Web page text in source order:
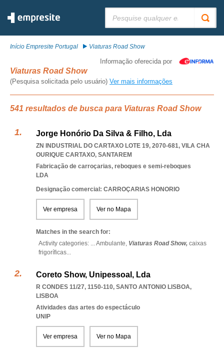
Início Empresite Portugal Viaturas Road Show
Informação oferecida por
Viaturas Road Show
(Pesquisa solicitada pelo usuário) Ver mais informações
541 resultados de busca para Viaturas Road Show
Jorge Honório Da Silva & Filho, Lda
ZN INDUSTRIAL DO CARTAXO LOTE 19, 2070-681, VILA CHA
OURIQUE CARTAXO, SANTAREM
Fabricação de carroçarias, reboques e semi-reboques
LDA
Designação comercial: CARROÇARIAS HONORIO
Ver empresa Ver no Mapa
Matches in the search for:
Activity categories: ...Ambulante, Viaturas Road Show, caixas
frigoríficas...
Coreto Show, Unipessoal, Lda
R CONDES 11/27, 1150-110, SANTO ANTONIO LISBOA,
LISBOA
Atividades das artes do espectáculo
UNIP
Ver empresa Ver no Mapa